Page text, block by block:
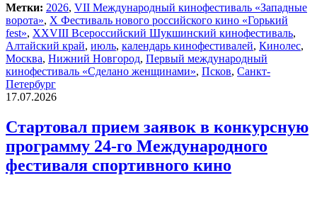
Метки: 2026, VII Международный кинофестиваль «Западные
ворота», X Фестиваль нового российского кино «Горький
fest», XXVIII Всероссийский Шукшинский кинофестиваль,
Алтайский край, июль, календарь кинофестивалей, Кинолес,
Москва, Нижний Новгород, Первый международный
кинофестиваль «Сделано женщинами», Псков, Санкт-
Петербург
17.07.2026
Стартовал прием заявок в конкурсную
программу 24-го Международного
фестиваля спортивного кино